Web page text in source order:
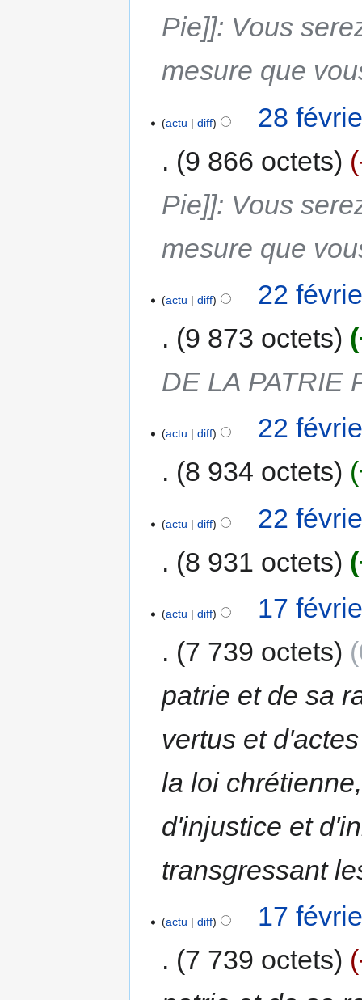
Pie]]: Vous
mesure que
actu diff
28
9 866 octets
Pie]]: Vous
mesure que
actu diff
22
9 873 octets
DE LA PATRIE
actu diff
22
8 934 octets
actu diff
22
8 931 octets
actu diff
17
7 739 octets
patrie et de sa
vertus et
la loi
d'injustice et
transgressant
actu diff
17
7 739 octets